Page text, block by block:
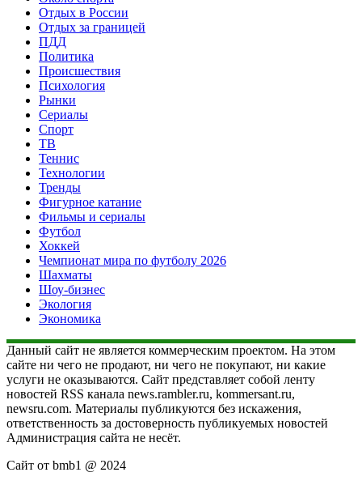
Отдых в России
Отдых за границей
ПДД
Политика
Происшествия
Психология
Рынки
Сериалы
Спорт
ТВ
Теннис
Технологии
Тренды
Фигурное катание
Фильмы и сериалы
Футбол
Хоккей
Чемпионат мира по футболу 2026
Шахматы
Шоу-бизнес
Экология
Экономика
Данный сайт не является коммерческим проектом. На этом
сайте ни чего не продают, ни чего не покупают, ни какие
услуги не оказываются. Сайт представляет собой ленту
новостей RSS канала news.rambler.ru, kommersant.ru,
newsru.com. Материалы публикуются без искажения,
ответственность за достоверность публикуемых новостей
Администрация сайта не несёт.
Сайт от bmb1 @ 2024